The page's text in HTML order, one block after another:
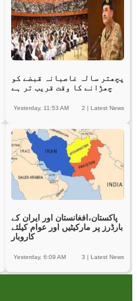
پچھتر سالہ غاصبانہ قبضے کو
چھڑانے کا وقت قریب تر ہے
2 | Latest News
Yesterday, 11:53 AM
پاکستان،افغانستان اور ایران کے
بارڈرز پر مارکیٹیں اور عوام کیلئے
کاروبار
3 | Latest News
Yesterday, 6:09 AM